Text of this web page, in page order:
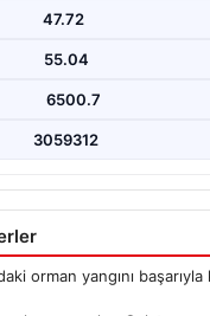
47.72
55.04
6500.7
3059312
orman yangını